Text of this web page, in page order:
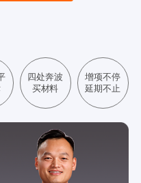
四处奔波
买材料
增项不停
延期不止